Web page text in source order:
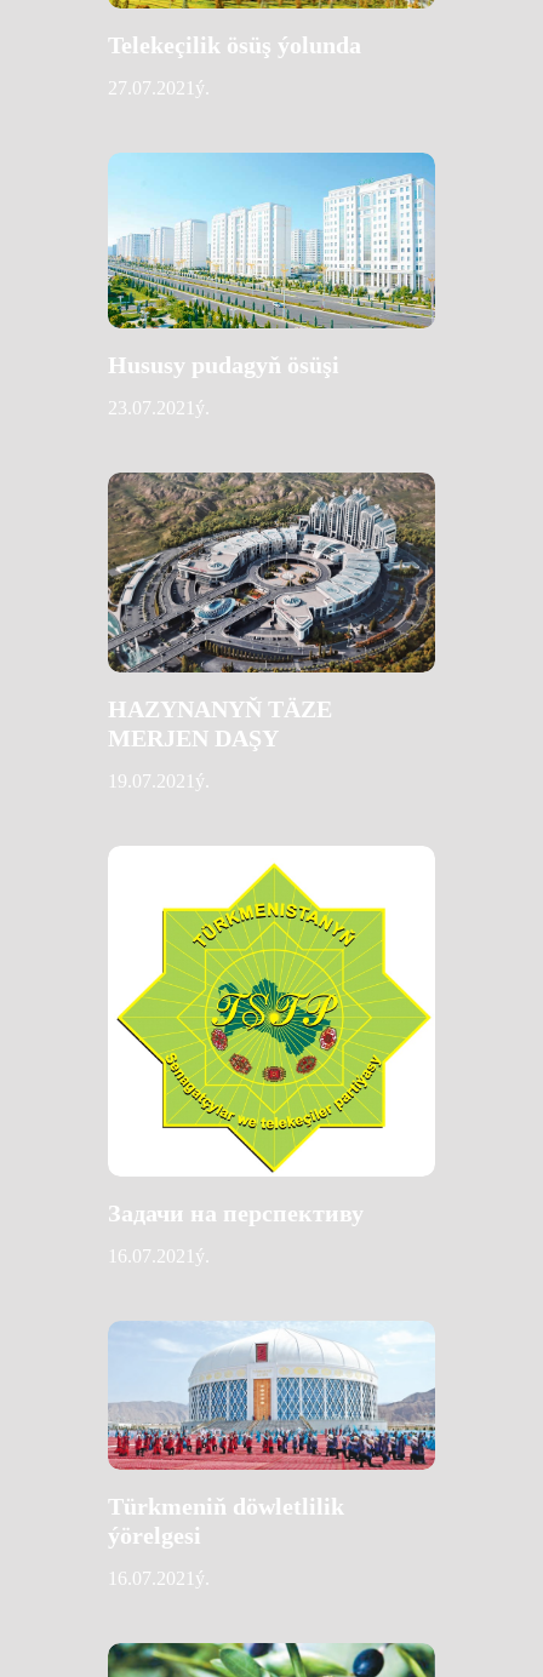
Telekeçilik ösüş ýolunda
27.07.2021ý.
Hususy pudagyň ösüşi
23.07.2021ý.
HAZYNANYŇ TÄZE
MERJEN DAŞY
19.07.2021ý.
Задачи на перспективу
16.07.2021ý.
Türkmeniň döwletlilik
ýörelgesi
16.07.2021ý.